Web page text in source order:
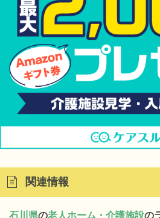
関連情報
石川県の老人ホーム・介護施設の